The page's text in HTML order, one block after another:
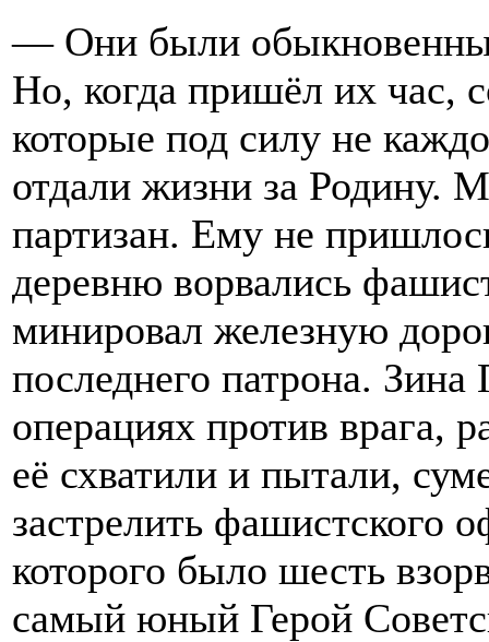
— Они были
Но, когда пришёл их час,
которые под силу не
отдали жизни за Родину.
партизан. Ему не
деревню ворвались
минировал железную
последнего патрона. Зина
операциях против врага,
её схватили и пытали,
застрелить фашистского
которого было шесть
самый юный Герой